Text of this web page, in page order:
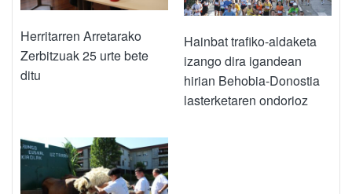
Herritarren Arretarako
Zerbitzuak 25 urte bete
ditu
Hainbat trafiko-aldaketa
izango dira igandean
hirian Behobia-Donostia
lasterketaren ondorioz